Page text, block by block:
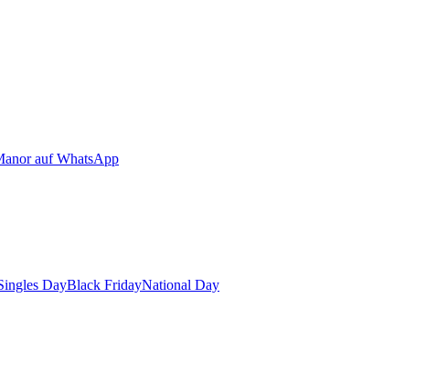
auf WhatsApp
DayBlack FridayNational Day